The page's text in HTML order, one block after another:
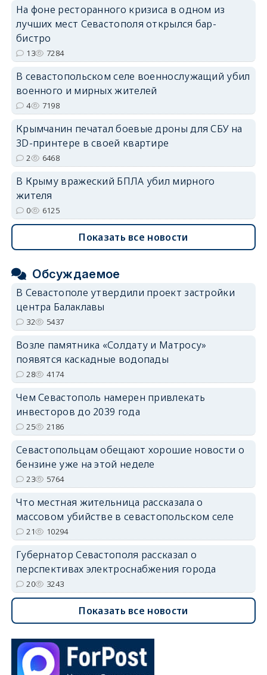
На фоне ресторанного кризиса в одном из
лучших мест Севастополя открылся бар-
бистро
13 7284
В севастопольском селе военнослужащий убил
военного и мирных жителей
4 7198
Крымчанин печатал боевые дроны для СБУ на
3D-принтере в своей квартире
2 6468
В Крыму вражеский БПЛА убил мирного
жителя
0 6125
Показать все новости
Обсуждаемое
В Севастополе утвердили проект застройки
центра Балаклавы
32 5437
Возле памятника «Солдату и Матросу»
появятся каскадные водопады
28 4174
Чем Севастополь намерен привлекать
инвесторов до 2039 года
25 2186
Севастопольцам обещают хорошие новости о
бензине уже на этой неделе
23 5764
Что местная жительница рассказала о
массовом убийстве в севастопольском селе
21 10294
Губернатор Севастополя рассказал о
перспективах электроснабжения города
20 3243
Показать все новости